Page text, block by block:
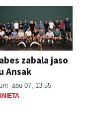
zabala jaso
Ansak
abu 07, 13:55